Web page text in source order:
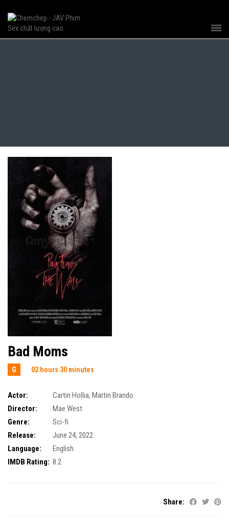
Bad Moms
G 02 hours 30 minutes
Actor: Cartin Hollia, Martin Brando
Director:
Mae West
Genre:
Sci-fi
Release:
June 24, 2022
Language:
English
IMDB Rating: 8.2
Share: